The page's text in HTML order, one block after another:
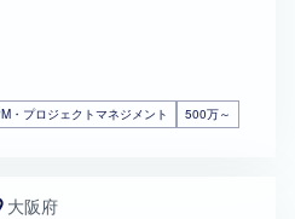
・プロジェクトマネジメント 500万～
大阪府